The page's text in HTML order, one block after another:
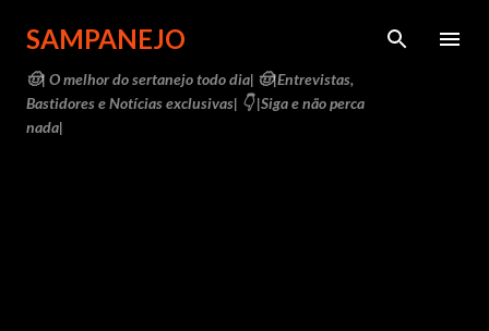
Pular para o conteúdo principal
SAMPANEJO
🤠| O melhor do sertanejo todo dia| 🤠|Entrevistas,
Bastidores e Notícias exclusivas| 👇 |Siga e não perca
nada|